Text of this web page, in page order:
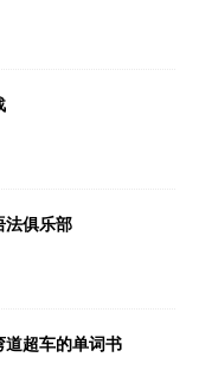
俱乐部
超车的单词书